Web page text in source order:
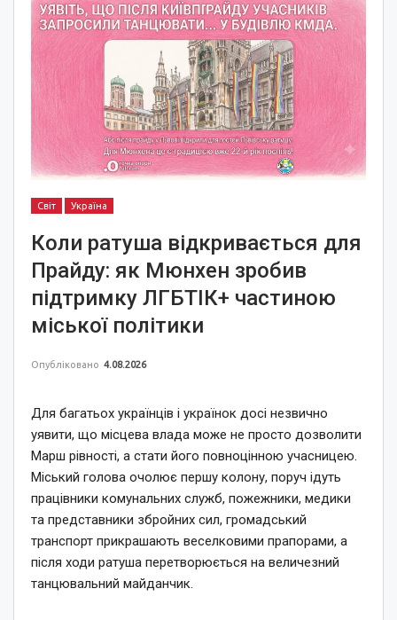
Світ Україна
Коли ратуша відкривається для
Прайду: як Мюнхен зробив
підтримку ЛГБТІК+ частиною
міської політики
Опубліковано 4.08.2026
Для багатьох українців і українок досі незвично
уявити, що місцева влада може не просто дозволити
Марш рівності, а стати його повноцінною учасницею.
Міський голова очолює першу колону, поруч ідуть
працівники комунальних служб, пожежники, медики
та представники збройних сил, громадський
транспорт прикрашають веселковими прапорами, а
після ходи ратуша перетворюється на величезний
танцювальний майданчик.